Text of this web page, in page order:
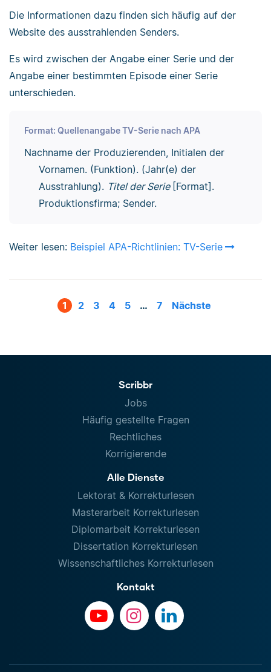
Die Informationen dazu finden sich häufig auf der
Website des ausstrahlenden Senders.
Es wird zwischen der Angabe einer Serie und der
Angabe einer bestimmten Episode einer Serie
unterschieden.
Format: Quellenangabe TV-Serie nach APA
Nachname der Produzierenden, Initialen der
Vornamen. (Funktion). (Jahr(e) der
Ausstrahlung). Titel der Serie [Format].
Produktionsfirma; Sender.
Weiter lesen: Beispiel APA-Richtlinien: TV-Serie
1 2 3 4 5 … 7 Nächste
Scribbr
Jobs
Häufig gestellte Fragen
Rechtliches
Korrigierende
Alle Dienste
Lektorat & Korrekturlesen
Masterarbeit Korrekturlesen
Diplomarbeit Korrekturlesen
Dissertation Korrekturlesen
Wissenschaftliches Korrekturlesen
Kontakt